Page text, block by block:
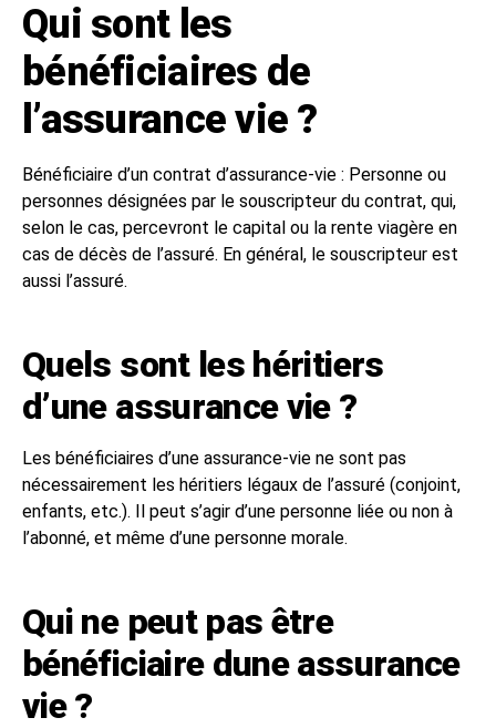
Qui sont les
bénéficiaires de
l’assurance vie ?
Bénéficiaire d’un contrat d’assurance-vie : Personne ou
personnes désignées par le souscripteur du contrat, qui,
selon le cas, percevront le capital ou la rente viagère en
cas de décès de l’assuré. En général, le souscripteur est
aussi l’assuré.
Quels sont les héritiers
d’une assurance vie ?
Les bénéficiaires d’une assurance-vie ne sont pas
nécessairement les héritiers légaux de l’assuré (conjoint,
enfants, etc.). Il peut s’agir d’une personne liée ou non à
l’abonné, et même d’une personne morale.
Qui ne peut pas être
bénéficiaire dune assurance
vie ?